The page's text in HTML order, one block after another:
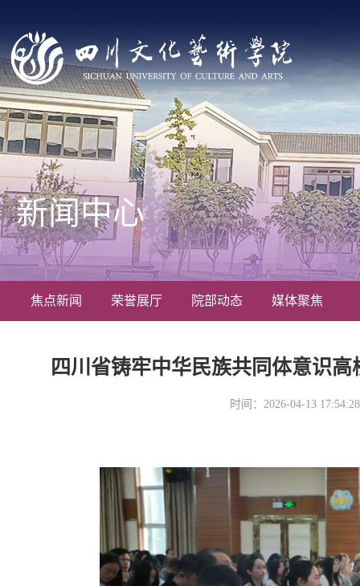
焦点新闻 荣誉展厅 院部动态 媒体聚焦
新闻中心
四川省铸牢中华民族共同体意识
时间：2026-04-13